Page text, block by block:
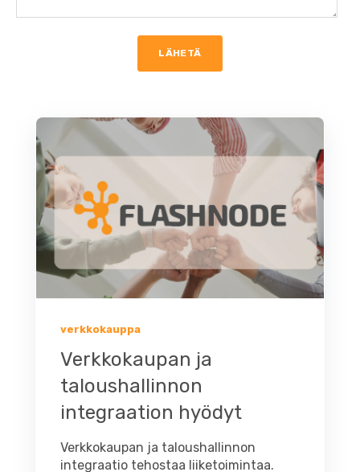
verkkokauppa
Verkkokaupan ja
taloushallinnon
integraation hyödyt
Verkkokaupan ja taloushallinnon
integraatio tehostaa liiketoimintaa.